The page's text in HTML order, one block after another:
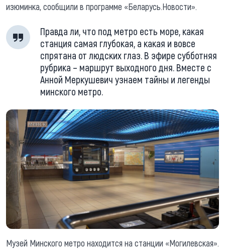
изюминка, сообщили в программе «Беларусь.Новости».
Правда ли, что под метро есть море, какая
станция самая глубокая, а какая и вовсе
спрятана от людских глаз. В эфире субботняя
рубрика – маршрут выходного дня. Вместе с
Анной Меркушевич узнаем тайны и легенды
минского метро.
Музей Минского метро находится на станции «Могилевская».